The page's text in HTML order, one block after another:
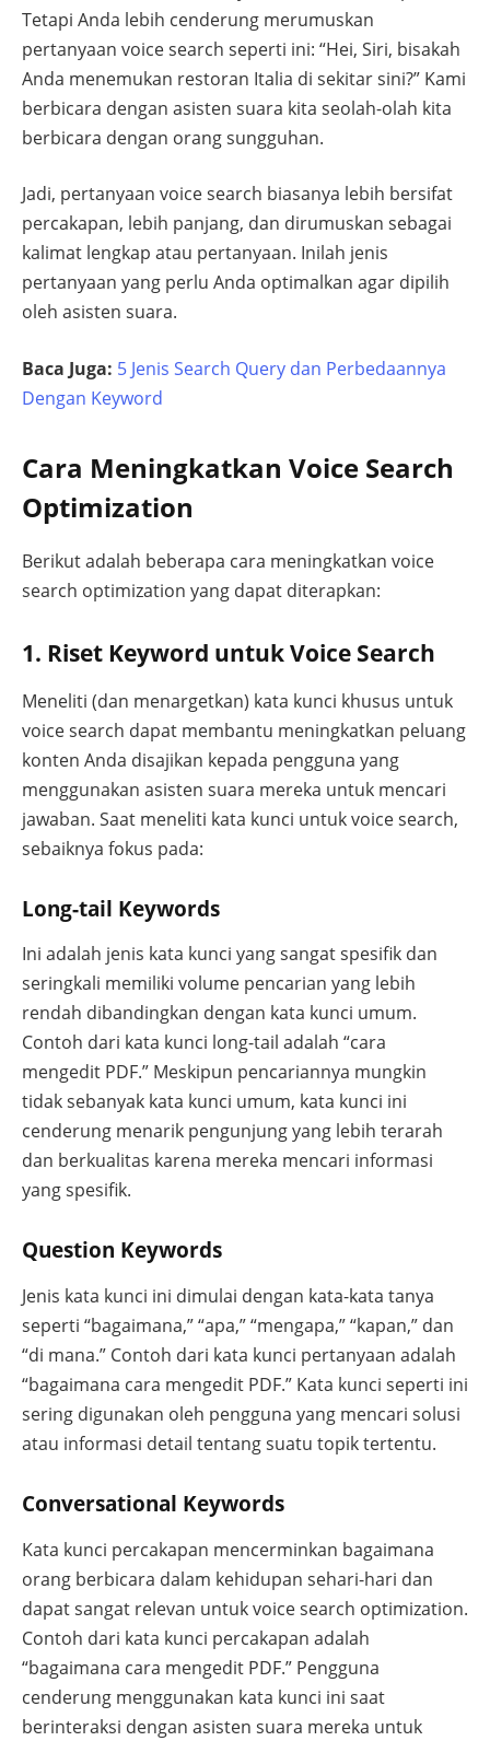
Tetapi Anda lebih cenderung merumuskan
pertanyaan voice search seperti ini: “Hei, Siri, bisakah
Anda menemukan restoran Italia di sekitar sini?” Kami
berbicara dengan asisten suara kita seolah-olah kita
berbicara dengan orang sungguhan.
Jadi, pertanyaan voice search biasanya lebih bersifat
percakapan, lebih panjang, dan dirumuskan sebagai
kalimat lengkap atau pertanyaan. Inilah jenis
pertanyaan yang perlu Anda optimalkan agar dipilih
oleh asisten suara.
Baca Juga: 5 Jenis Search Query dan Perbedaannya
Dengan Keyword
Cara Meningkatkan Voice Search
Optimization
Berikut adalah beberapa cara meningkatkan voice
search optimization yang dapat diterapkan:
1. Riset Keyword untuk Voice Search
Meneliti (dan menargetkan) kata kunci khusus untuk
voice search dapat membantu meningkatkan peluang
konten Anda disajikan kepada pengguna yang
menggunakan asisten suara mereka untuk mencari
jawaban. Saat meneliti kata kunci untuk voice search,
sebaiknya fokus pada:
Long-tail Keywords
Ini adalah jenis kata kunci yang sangat spesifik dan
seringkali memiliki volume pencarian yang lebih
rendah dibandingkan dengan kata kunci umum.
Contoh dari kata kunci long-tail adalah “cara
mengedit PDF.” Meskipun pencariannya mungkin
tidak sebanyak kata kunci umum, kata kunci ini
cenderung menarik pengunjung yang lebih terarah
dan berkualitas karena mereka mencari informasi
yang spesifik.
Question Keywords
Jenis kata kunci ini dimulai dengan kata-kata tanya
seperti “bagaimana,” “apa,” “mengapa,” “kapan,” dan
“di mana.” Contoh dari kata kunci pertanyaan adalah
“bagaimana cara mengedit PDF.” Kata kunci seperti ini
sering digunakan oleh pengguna yang mencari solusi
atau informasi detail tentang suatu topik tertentu.
Conversational Keywords
Kata kunci percakapan mencerminkan bagaimana
orang berbicara dalam kehidupan sehari-hari dan
dapat sangat relevan untuk voice search optimization.
Contoh dari kata kunci percakapan adalah
“bagaimana cara mengedit PDF.” Pengguna
cenderung menggunakan kata kunci ini saat
berinteraksi dengan asisten suara mereka untuk